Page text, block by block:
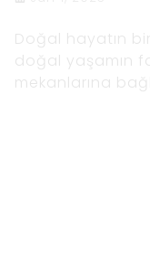
Doğal hayatın
doğal yaşamın
mekanlarına